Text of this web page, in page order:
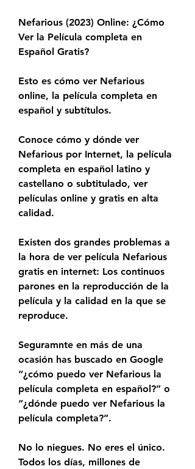
Nefarious (2023) Online: ¿Cómo
Ver la Película completa en
Español Gratis?
Esto es cómo ver Nefarious
online, la película completa en
español y subtítulos.
Conoce cómo y dónde ver
Nefarious por Internet, la película
completa en español latino y
castellano o subtitulado, ver
películas online y gratis en alta
calidad.
Existen dos grandes problemas a
la hora de ver película Nefarious
gratis en internet: Los continuos
parones en la reproducción de la
película y la calidad en la que se
reproduce.
Seguramnte en más de una
ocasión has buscado en Google
“¿cómo puedo ver Nefarious la
película completa en español?” o
“¿dónde puedo ver Nefarious la
película completa?”.
No lo niegues. No eres el único.
Todos los días, millones de